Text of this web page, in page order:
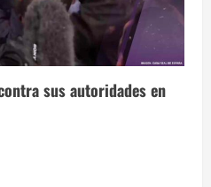
sus autoridades en